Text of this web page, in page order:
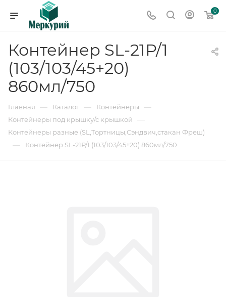
0
Контейнер SL-21Р/1
(103/103/45+20)
860мл/750
Главная — Каталог — Контейнеры —
Контейнеры под крышку/с крышкой —
Контейнеры разные (SL,Тортницы,Сэндвич,стакан Фреш)
— Контейнер SL-21Р/1 (103/103/45+20) 860мл/750